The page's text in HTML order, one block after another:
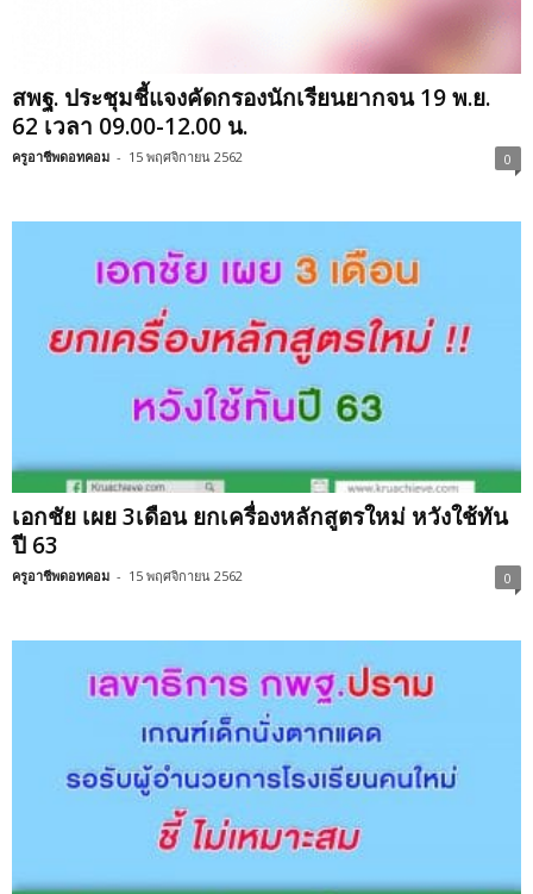
สพฐ. ประชุมชี้แจงคัดกรองนักเรียนยากจน 19 พ.ย.
62 เวลา 09.00-12.00 น.
ครูอาชีพดอทคอม - 15 พฤศจิกายน 2562 0
เอกชัย เผย 3เดือน ยกเครื่องหลักสูตรใหม่ หวังใช้ทัน
ปี 63
ครูอาชีพดอทคอม - 15 พฤศจิกายน 2562 0